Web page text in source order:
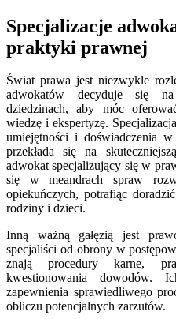
Specjalizacje
praktyki prawnej
Świat prawa jest niezwykle
adwokatów decyduje się
dziedzinach, aby móc
wiedzę i ekspertyzę.
umiejętności i doświadczenia
przekłada się na
adwokat specjalizujący się w
się w meandrach spraw
opiekuńczych, potrafiąc
rodziny i dzieci.
Inną ważną gałęzią jest
specjaliści od obrony w
znają procedury karne,
kwestionowania dowodów.
zapewnienia sprawiedliwego
obliczu potencjalnych zarzutów.